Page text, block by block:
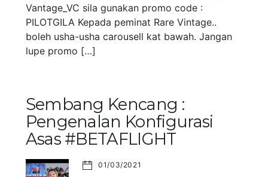
Vantage_VC sila gunakan promo code :
PILOTGILA Kepada peminat Rare Vintage..
boleh usha-usha carousell kat bawah. Jangan
lupe promo […]
Sembang Kencang :
Pengenalan Konfigurasi
Asas #BETAFLIGHT
01/03/2021